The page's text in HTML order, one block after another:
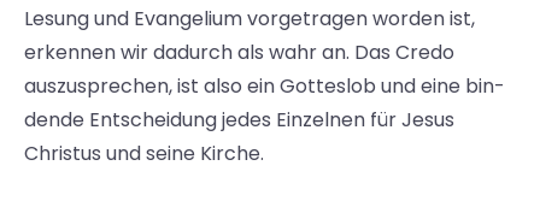
Lesung und Evangelium vorgetragen worden ist,
erkennen wir dadurch als wahr an. Das Credo
auszusprechen, ist also ein Gotteslob und eine bin­
dende Entscheidung jedes Einzelnen für Jesus
Christus und seine Kirche.